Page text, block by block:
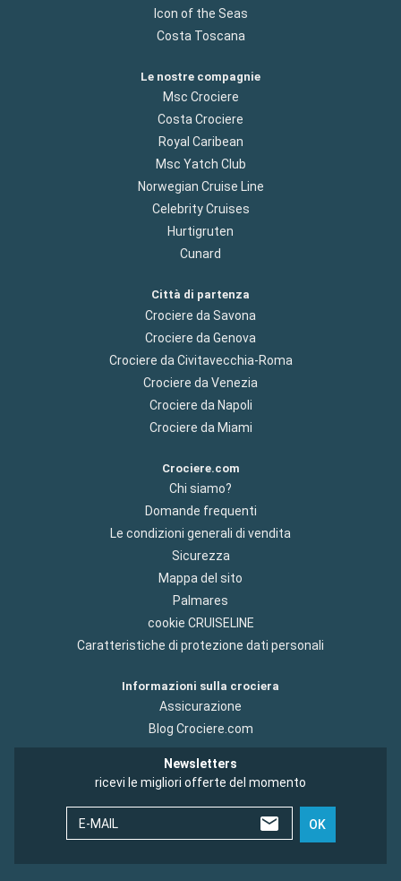
Icon of the Seas
Costa Toscana
Le nostre compagnie
Msc Crociere
Costa Crociere
Royal Caribean
Msc Yatch Club
Norwegian Cruise Line
Celebrity Cruises
Hurtigruten
Cunard
Città di partenza
Crociere da Savona
Crociere da Genova
Crociere da Civitavecchia-Roma
Crociere da Venezia
Crociere da Napoli
Crociere da Miami
Crociere.com
Chi siamo?
Domande frequenti
Le condizioni generali di vendita
Sicurezza
Mappa del sito
Palmares
cookie CRUISELINE
Caratteristiche di protezione dati personali
Informazioni sulla crociera
Assicurazione
Blog Crociere.com
Newsletters
ricevi le migliori offerte del momento
E-MAIL OK